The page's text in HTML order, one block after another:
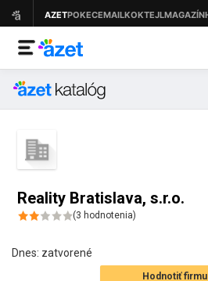
Reality Bratislava, s.r.o.
(3 hodnotenia)
Dnes: zatvorené
Hodnotiť firmu